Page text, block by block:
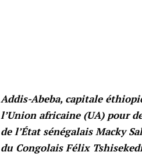
Addis-Abeba, capitale
l’Union africaine (UA) pour
de l’État sénégalais Macky
du Congolais Félix